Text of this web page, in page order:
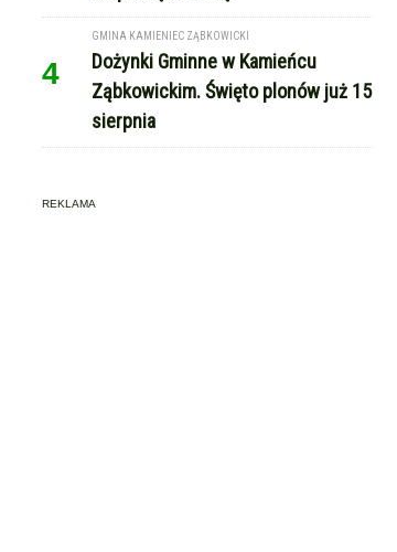
4
GMINA KAMIENIEC ZĄBKOWICKI
Dożynki Gminne w Kamieńcu
Ząbkowickim. Święto plonów już 15
sierpnia
REKLAMA